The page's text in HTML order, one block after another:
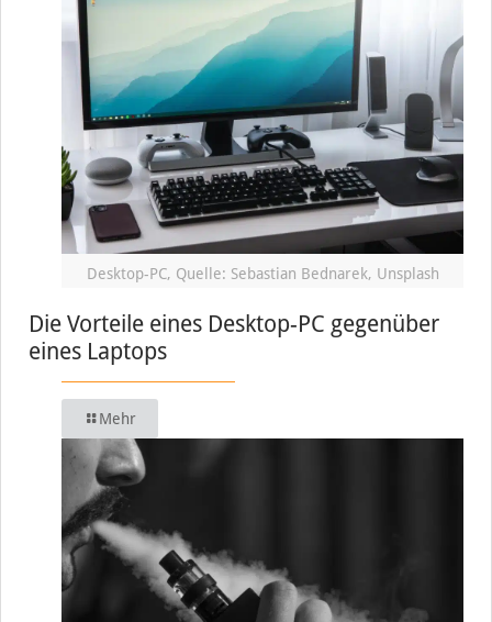
Desktop-PC, Quelle: Sebastian Bednarek, Unsplash
Die Vorteile eines Desktop-PC gegenüber
eines Laptops
Mehr